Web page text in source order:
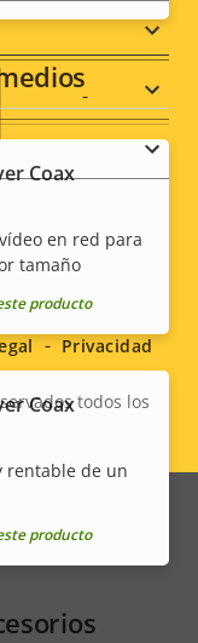
-
Coax
en red para
tamaño
producto
Coax
rentable de un
producto
todos los
Privacidad